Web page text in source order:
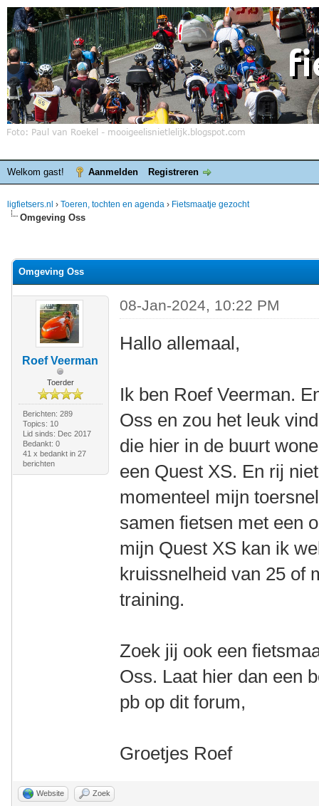
Welkom gast! Aanmelden Registreren
ligfietsers.nl › Toeren, tochten en agenda › Fietsmaatje gezocht
Omgeving Oss
Omgeving Oss
Roef Veerman
Toerder
Berichten: 289
Topics: 10
Lid sinds: Dec 2017
Bedankt: 0
41 x bedankt in 27
berichten
08-Jan-2024, 10:22 PM
Hallo allemaal,
Ik ben Roef Veerman.
Oss en zou het leuk
die hier in de buurt
een Quest XS. En rij
momenteel mijn
samen fietsen met een
mijn Quest XS kan ik
kruissnelheid van 25 of
training.
Zoek jij ook een
Oss. Laat hier dan een
pb op dit forum,
Groetjes Roef
Website Zoek